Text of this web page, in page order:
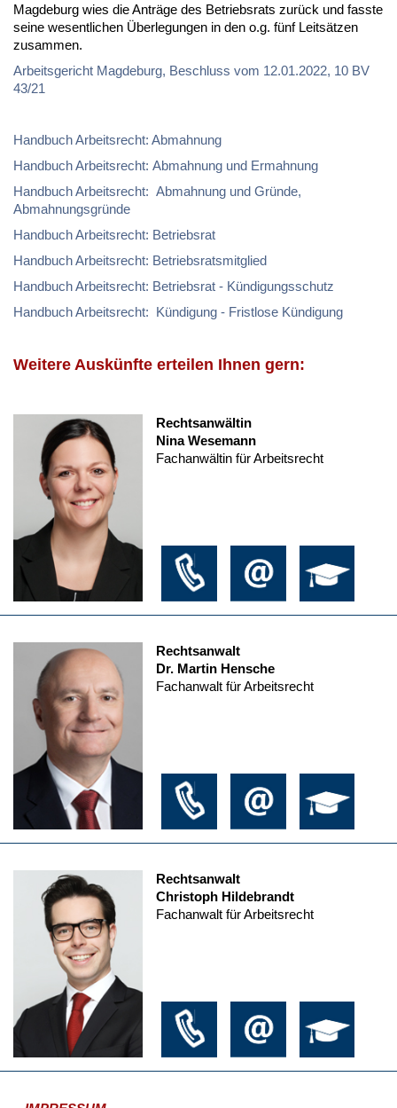
Magdeburg wies die Anträge des Betriebsrats zurück und fasste
seine wesentlichen Überlegungen in den o.g. fünf Leitsätzen
zusammen.
Arbeitsgericht Magdeburg, Beschluss vom 12.01.2022, 10 BV
43/21
Handbuch Arbeitsrecht: Abmahnung
Handbuch Arbeitsrecht: Abmahnung und Ermahnung
Handbuch Arbeitsrecht: Abmahnung und Gründe,
Abmahnungsgründe
Handbuch Arbeitsrecht: Betriebsrat
Handbuch Arbeitsrecht: Betriebsratsmitglied
Handbuch Arbeitsrecht: Betriebsrat - Kündigungsschutz
Handbuch Arbeitsrecht: Kündigung - Fristlose Kündigung
Weitere Auskünfte erteilen Ihnen gern:
Rechtsanwältin
Nina Wesemann
Fachanwältin für Arbeitsrecht
Rechtsanwalt
Dr. Martin Hensche
Fachanwalt für Arbeitsrecht
Rechtsanwalt
Christoph Hildebrandt
Fachanwalt für Arbeitsrecht